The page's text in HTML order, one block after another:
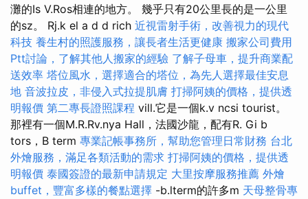
灘的Is V.Ros相連的地方。 幾乎只有20公里長的是一公里
的sz。 Rj.k el a d d rich 近視雷射手術，改善視力的現代
科技 養生村的照護服務，讓長者生活更健康 搬家公司費用
Ptt討論，了解其他人搬家的經驗 了解子母車，提升商業配
送效率 塔位風水，選擇適合的塔位，為先人選擇最佳安息
地 音波拉皮，非侵入式拉提肌膚 打掃阿姨的價格，提供透
明報價 第二專長證照課程 vill.它是一個k.v ncsi tourist。
那裡有一個M.R.Rv.nya Hall，法國沙龍，配有R. Gi b
tors，B term 專業記帳事務所，幫助您管理日常財務 台北
外燴服務，滿足各類活動的需求 打掃阿姨的價格，提供透
明報價 泰國簽證的最新申請規定 大里按摩服務推薦 外燴
buffet，豐富多樣的餐點選擇 -b.lterm的許多m 天母整骨專